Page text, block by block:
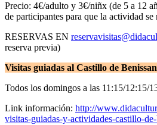
Precio: 4€/adulto y 3€/niñx (de 5 a 12
de participantes para que la actividad se
RESERVAS EN
reserva previa)
Visitas guiadas al Castillo de
Todos los domingos a las 11:15/12:15/
Link información: http://
visitas-guiadas-y-actividades-castillo-